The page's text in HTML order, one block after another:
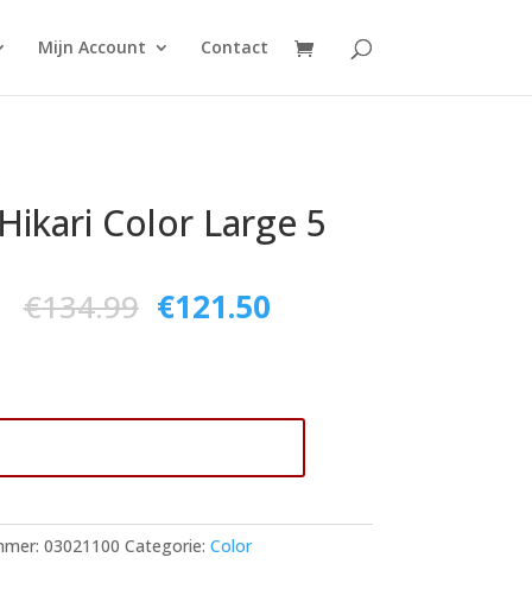
Mijn Account Contact
Color Large 5
€134.99 €121.50
03021100 Categorie: Color